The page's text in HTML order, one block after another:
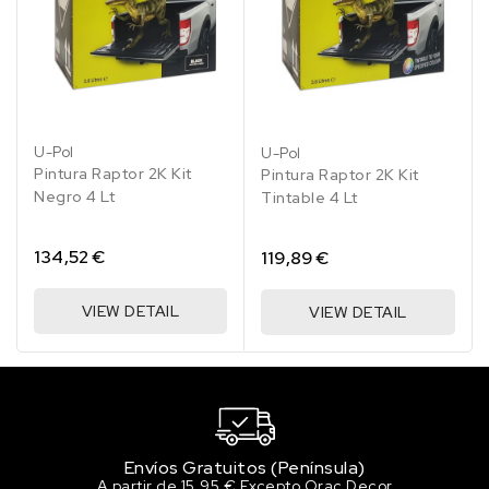
45.15 €
200 en stock
RAL 1012 Amarillo limón
45.15 €
RAL 1013 Blanco perla
45.15 €
194 en stock
RAL 1014 Marfil
45.15 €
45.15 €
RAL 1016 Amarillo azufre
189 en stock
U-Pol
Pintura Raptor 2K Kit
Negro 4 Lt
134,52 €
VIEW DETAIL
U-Pol
Pintura Raptor 2K Kit
Tintable 4 Lt
119,89 €
VIEW DETAIL
Envíos Gratuitos (Península)